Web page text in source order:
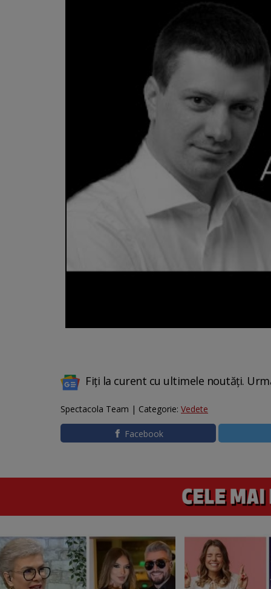
Fiți la curent cu ultimele noutăți.
Spectacola Team | Categorie: Vedete
Facebook